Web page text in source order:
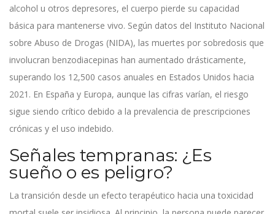
alcohol u otros depresores, el cuerpo pierde su capacidad
básica para mantenerse vivo. Según datos del Instituto Nacional
sobre Abuso de Drogas (NIDA), las muertes por sobredosis que
involucran benzodiacepinas han aumentado drásticamente,
superando los 12,500 casos anuales en Estados Unidos hacia
2021. En España y Europa, aunque las cifras varían, el riesgo
sigue siendo crítico debido a la prevalencia de prescripciones
crónicas y el uso indebido.
Señales tempranas: ¿Es
sueño o es peligro?
La transición desde un efecto terapéutico hacia una toxicidad